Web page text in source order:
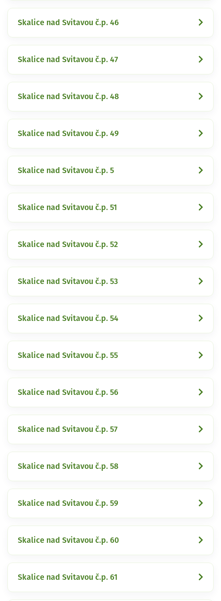
Skalice nad Svitavou č.p. 46
Skalice nad Svitavou č.p. 47
Skalice nad Svitavou č.p. 48
Skalice nad Svitavou č.p. 49
Skalice nad Svitavou č.p. 5
Skalice nad Svitavou č.p. 51
Skalice nad Svitavou č.p. 52
Skalice nad Svitavou č.p. 53
Skalice nad Svitavou č.p. 54
Skalice nad Svitavou č.p. 55
Skalice nad Svitavou č.p. 56
Skalice nad Svitavou č.p. 57
Skalice nad Svitavou č.p. 58
Skalice nad Svitavou č.p. 59
Skalice nad Svitavou č.p. 60
Skalice nad Svitavou č.p. 61